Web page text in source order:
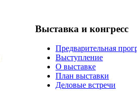
Выставка и конгресс
Предварительная
Выступление
О выставке
План выставки
Деловые встречи